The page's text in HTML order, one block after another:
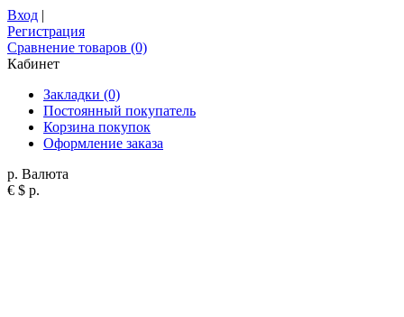
Вход |
Регистрация
Сравнение товаров (0)
Кабинет
Закладки (0)
Постоянный покупатель
Корзина покупок
Оформление заказа
р. Валюта
€ $ р.